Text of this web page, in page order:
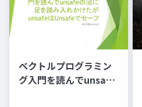
ベクトルプログラミン
グ入門を読んでunsafe